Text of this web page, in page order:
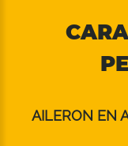
AILERON EN